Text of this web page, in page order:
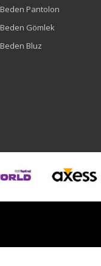
Pantolon
Gömlek
Bluz